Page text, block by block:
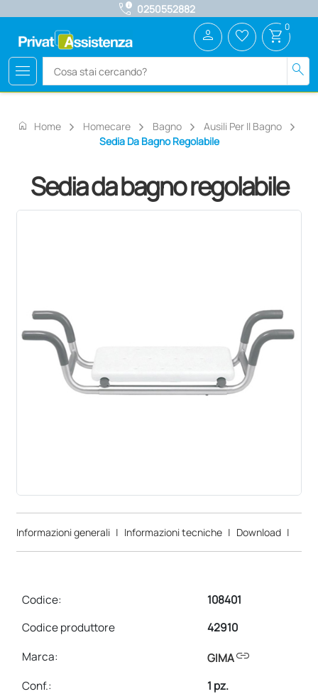
call_quality 0250552882
menu search
person favorite_border shopping_cart 0
home Home Homecare Bagno
Ausili Per Il Bagno
Sedia Da Bagno Regolabile
Sedia da bagno regolabile
Informazioni generali | Informazioni tecniche | Download |
Codice:
108401
Codice produttore
42910
Marca:
GIMAlink
Conf.:
1 pz.